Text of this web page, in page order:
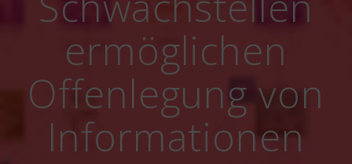
ermöglichen
Offenlegung von
Informationen